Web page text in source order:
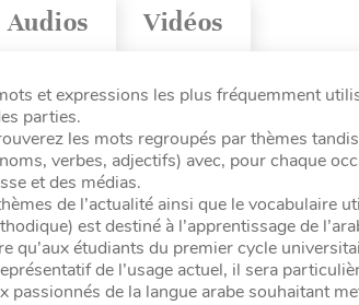
Vidéos
Audios
et expressions les plus fréquemment
parties.
les mots regroupés par thèmes
verbes, adjectifs) avec, pour chaque
et des médias.
de l’actualité ainsi que le vocabulaire
est destiné à l’apprentissage de
qu’aux étudiants du premier cycle
de l’usage actuel, il sera
passionnés de la langue arabe souhaitant